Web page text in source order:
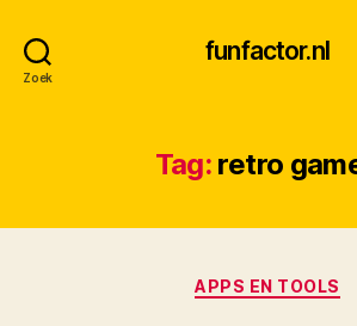
Zoek
funfactor.nl
Tag: retro
APPS EN TOOLS